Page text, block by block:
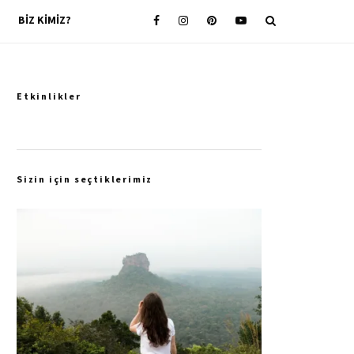
BIZ KIMIZ?
Etkinlikler
Sizin için seçtiklerimiz